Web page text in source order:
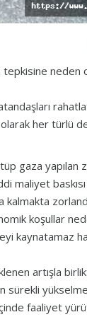
neden
her türlü
gaza
maliyet
koşullar
kaynatamaz
artışla
sürekli
faaliyet